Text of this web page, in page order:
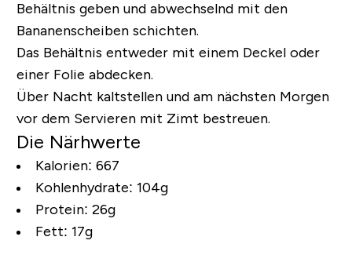
Behältnis geben und abwechselnd mit den
Bananenscheiben schichten.
Das Behältnis entweder mit einem Deckel oder
einer Folie abdecken.
Über Nacht kaltstellen und am nächsten Morgen
vor dem Servieren mit Zimt bestreuen.
Die Närhwerte
Kalorien: 667
Kohlenhydrate: 104g
Protein: 26g
Fett: 17g